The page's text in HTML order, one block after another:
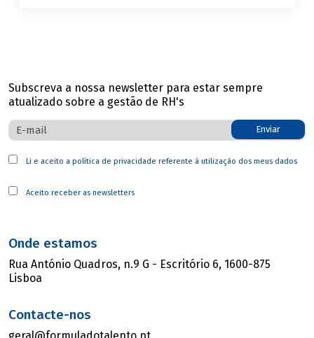
Subscreva a nossa newsletter para estar sempre
atualizado sobre a gestão de RH's
Enviar
Li e aceito a política de privacidade referente à utilização dos meus dados
Aceito receber as newsletters
Onde estamos
Rua António Quadros, n.9 G - Escritório 6, 1600-875
Lisboa
Contacte-nos
geral@formuladotalento.pt